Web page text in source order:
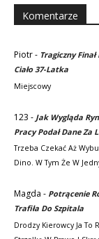
Komentarze
Piotr- Tragiczny
Ciało 37-Latka
Miejscowy
123 - Jak Wygląda
Pracy Podał Dane Za
Trzeba Czekać Aż
Dino. W Tym Że W
Magda - Potrącenie
Trafiła Do Szpitala
Drodzy Kierowcy Ja To